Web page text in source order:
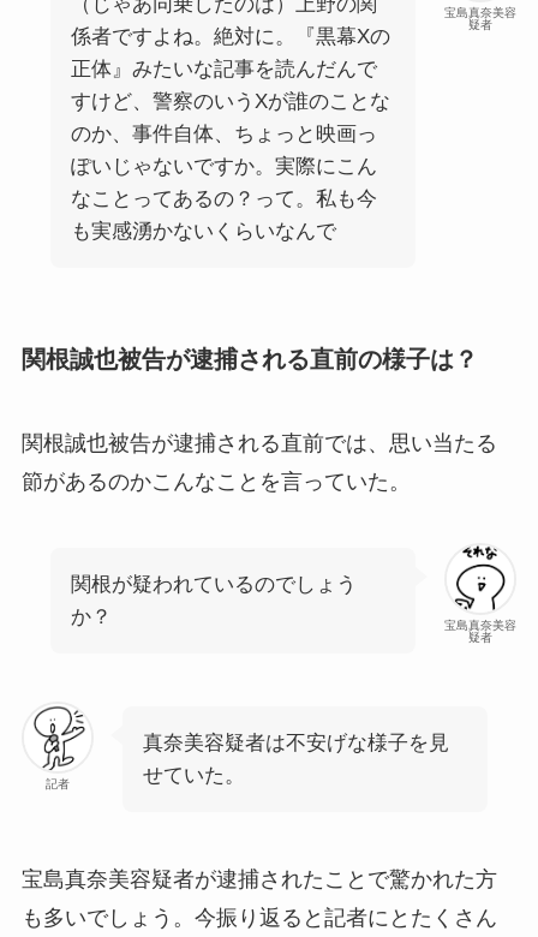
宝島真奈美容
疑者
係者ですよね。絶対に。『黒幕Xの
正体』みたいな記事を読んだんで
すけど、警察のいうXが誰のことな
のか、事件自体、ちょっと映画っ
ぽいじゃないですか。実際にこん
なことってあるの？って。私も今
も実感湧かないくらいなんで
関根誠也被告が逮捕される直前の様子は？
関根誠也被告が逮捕される直前では、思い当たる
節があるのかこんなことを言っていた。
宝島真奈美容
疑者
関根が疑われているのでしょう
か？
記者
真奈美容疑者は不安げな様子を見
せていた。
宝島真奈美容疑者が逮捕されたことで驚かれた方
も多いでしょう。今振り返ると記者にとたくさん